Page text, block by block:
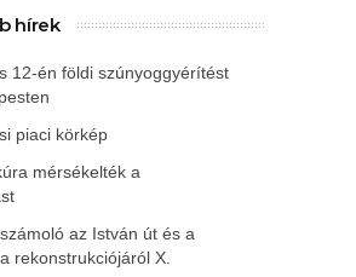
hírek
12-én földi szúnyoggyérítést
piaci körkép
mérsékelték a
az István út és a
rekonstrukciójáról X.